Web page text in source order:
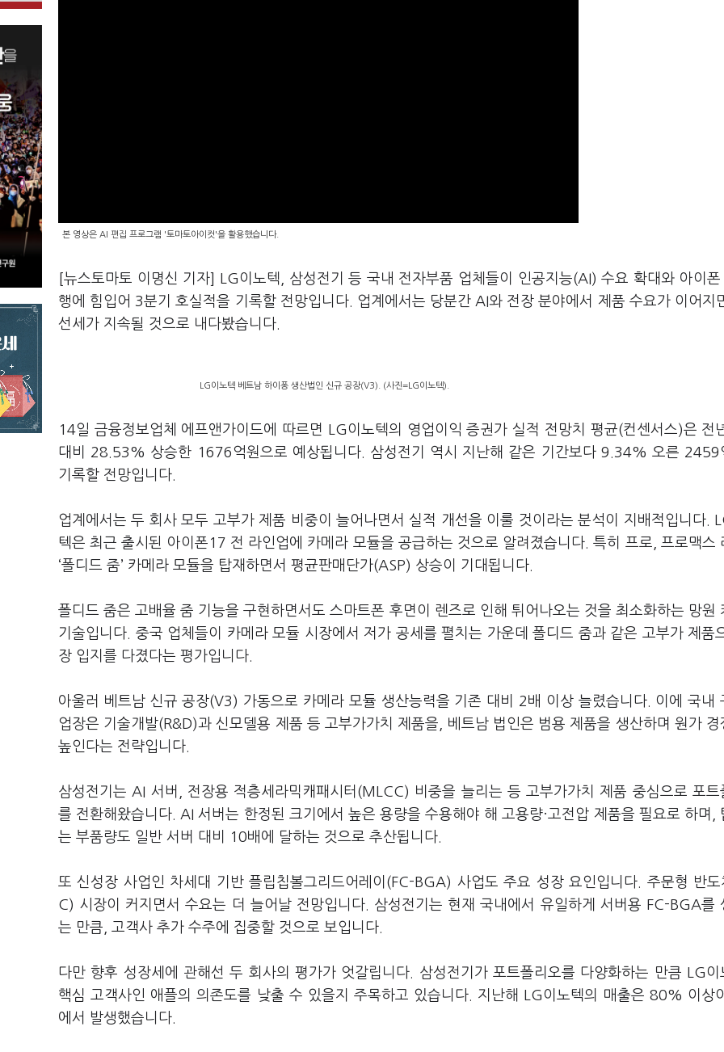
본 영상은 AI 편집 프로그램 '토마토아이컷'을 활용했습니다.
[뉴스토마토 이명신 기자] LG이노텍, 삼성전기 등 국내 전자부품 업체들이 인공지능(AI) 수요 확대와 아이
행에 힘입어 3분기 호실적을 기록할 전망입니다. 업계에서는 당분간 AI와 전장 분야에서 제품 수요가 이어지
선세가 지속될 것으로 내다봤습니다.
LG이노텍 베트남 하이퐁 생산법인 신규 공장(V3). (사진=LG이노텍).
14일 금융정보업체 에프앤가이드에 따르면 LG이노텍의 영업이익 증권가 실적 전망치 평균(컨센서스)은 전
대비 28.53% 상승한 1676억원으로 예상됩니다. 삼성전기 역시 지난해 같은 기간보다 9.34% 오른 2459
기록할 전망입니다.
업계에서는 두 회사 모두 고부가 제품 비중이 늘어나면서 실적 개선을 이룰 것이라는 분석이 지배적입니다.
텍은 최근 출시된 아이폰17 전 라인업에 카메라 모듈을 공급하는 것으로 알려졌습니다. 특히 프로, 프로맥스
‘폴디드 줌’ 카메라 모듈을 탑재하면서 평균판매단가(ASP) 상승이 기대됩니다.
폴디드 줌은 고배율 줌 기능을 구현하면서도 스마트폰 후면이 렌즈로 인해 튀어나오는 것을 최소화하는 망원
기술입니다. 중국 업체들이 카메라 모듈 시장에서 저가 공세를 펼치는 가운데 폴디드 줌과 같은 고부가 제품
장 입지를 다졌다는 평가입니다.
아울러 베트남 신규 공장(V3) 가동으로 카메라 모듈 생산능력을 기존 대비 2배 이상 늘렸습니다. 이에 국내
업장은 기술개발(R&D)과 신모델용 제품 등 고부가가치 제품을, 베트남 법인은 범용 제품을 생산하며 원가 경
높인다는 전략입니다.
삼성전기는 AI 서버, 전장용 적층세라믹캐패시터(MLCC) 비중을 늘리는 등 고부가가치 제품 중심으로 포트
를 전환해왔습니다. AI 서버는 한정된 크기에서 높은 용량을 수용해야 해 고용량·고전압 제품을 필요로 하며,
는 부품량도 일반 서버 대비 10배에 달하는 것으로 추산됩니다.
또 신성장 사업인 차세대 기반 플립칩볼그리드어레이(FC-BGA) 사업도 주요 성장 요인입니다. 주문형 반도
C) 시장이 커지면서 수요는 더 늘어날 전망입니다. 삼성전기는 현재 국내에서 유일하게 서버용 FC-BGA를
는 만큼, 고객사 추가 수주에 집중할 것으로 보입니다.
다만 향후 성장세에 관해선 두 회사의 평가가 엇갈립니다. 삼성전기가 포트폴리오를 다양화하는 만큼 LG이
핵심 고객사인 애플의 의존도를 낮출 수 있을지 주목하고 있습니다. 지난해 LG이노텍의 매출은 80% 이상
에서 발생했습니다.